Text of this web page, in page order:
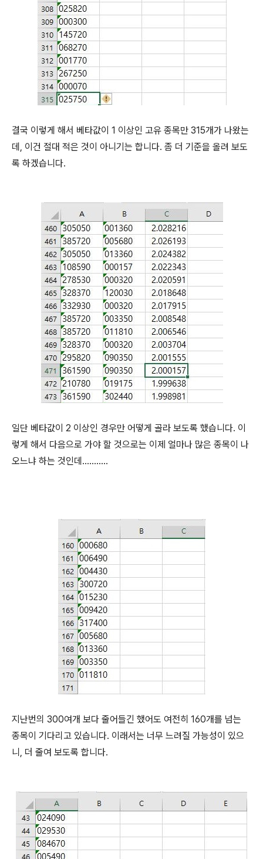
결국 이렇게 해서 베타값이 1 이상인 고유 종목만 315개가 나왔는
데, 이건 절대 적은 것이 아니기는 합니다. 좀 더 기준을 올려 보도
록 하겠습니다.
일단 베타값이 2 이상인 경우만 어떻게 골라 보도록 했습니다. 이
렇게 해서 다음으로 가야 할 것으로는 이제 얼마나 많은 종목이 나
오느냐 하는 것인데...........
지난번의 300여개 보다 줄어들긴 했어도 여전히 160개를 넘는
종목이 기다리고 있습니다. 이래서는 너무 느려질 가능성이 있으
니, 더 줄여 보도록 합니다.